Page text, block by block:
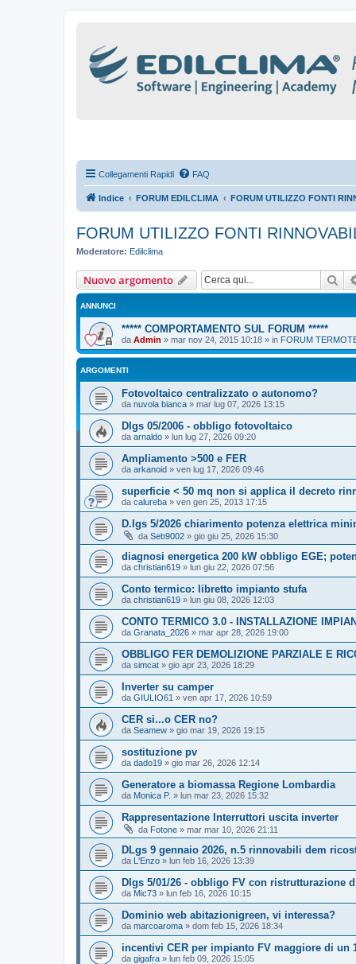
Collegamenti Rapidi FAQ
Indice FORUM EDILCLIMA FORUM UTILIZZO FONTI
FORUM UTILIZZO FONTI
Moderatore: Edilclima
Nuovo argomento
ANNUNCI
***** COMPORTAMENTO SUL FORUM *****
da Admin » mar nov 24, 2015 10:18 » in FORUM
ARGOMENTI
Fotovoltaico centralizzato o autonomo?
da nuvola bianca » mar lug 07, 2026 13:15
Dlgs 05/2006 - obbligo fotovoltaico
da arnaldo » lun lug 27, 2026 09:20
Ampliamento >500 e FER
da arkanoid » ven lug 17, 2026 09:46
superficie < 50 mq non si applica il decreto
da calureba » ven gen 25, 2013 17:15
D.lgs 5/2026 chiarimento potenza elettrica
da Seb9002 » gio giu 25, 2026 15:30
diagnosi energetica 200 kW obbligo EGE;
da christian619 » lun giu 22, 2026 07:56
Conto termico: libretto impianto stufa
da christian619 » lun giu 08, 2026 12:03
CONTO TERMICO 3.0 - INSTALLAZIONE
da Granata_2026 » mar apr 28, 2026 19:00
OBBLIGO FER DEMOLIZIONE PARZIALE E
da simcat » gio apr 23, 2026 18:29
Inverter su camper
da GIULIO61 » ven apr 17, 2026 10:59
CER si...o CER no?
da Seamew » gio mar 19, 2026 19:15
sostituzione pv
da dado19 » gio mar 26, 2026 12:14
Generatore a biomassa Regione Lombardia
da Monica P. » lun mar 23, 2026 15:32
Rappresentazione Interruttori uscita inverter
da Fotone » mar mar 10, 2026 21:11
DLgs 9 gennaio 2026, n.5 rinnovabili dem
da L'Enzo » lun feb 16, 2026 13:39
Dlgs 5/01/26 - obbligo FV con ristrutturazione
da Mic73 » lun feb 16, 2026 10:15
Dominio web abitazionigreen, vi interessa?
da marcoaroma » dom feb 15, 2026 18:34
incentivi CER per impianto FV maggiore di un
da gigafra » lun feb 09, 2026 15:05